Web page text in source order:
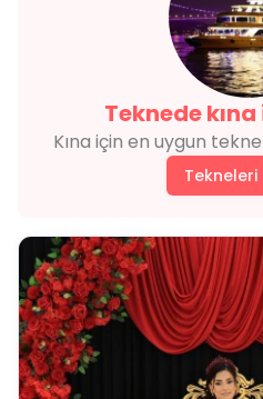
Teknedekına
Kına için en uygun
Tekneleri